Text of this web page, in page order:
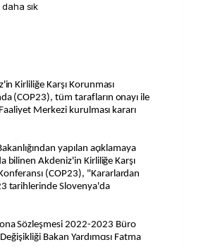
sık
Kirliliğe Karşı Korunması
(COP23), tüm tarafların onayı ile
Merkezi kurulması kararı
yapılan açıklamaya
bilinen Akdeniz'in Kirliliğe Karşı
(COP23), "Kararlardan
tarihlerinde Slovenya'da
Sözleşmesi 2022-2023 Büro
Bakan Yardımcısı Fatma